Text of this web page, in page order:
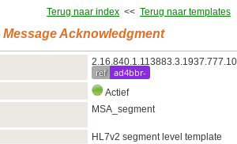
Terug naar index << Terug naar templates
Message Acknowledgment
ref ad4bbr-
Actief
MSA_segment
HL7v2 segment level template